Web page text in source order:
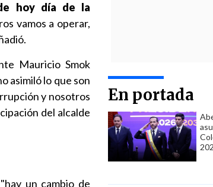
En portada
hoy día de la
vamos a operar,
Mauricio Smok
asimiló lo que son
y nosotros
del alcalde
un cambio de